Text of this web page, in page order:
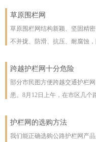
彻底改善了脚手架技术
草原围栏网
草原围栏网结构新颖、坚固精
不并拢、防滑、抗压、耐腐蚀
受压力也不至发生松动变形现
等特点，具有一般钢丝网都不
缺点，一次安装永不松动，是
跨越护栏网十分危险
部分市民图方便跨越交通护栏
患。8月12日上午，在市区几
护栏网，东西过往的车辆从其
交通护栏网;10时32分，两名女
护栏网的选购方法
我们能正确选购公路护栏网产